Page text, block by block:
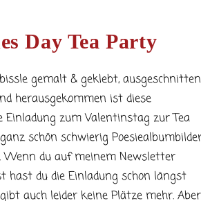
Day Tea Party
gemalt & geklebt, ausgeschnitten
herausgekommen ist diese
Einladung zum Valentinstag zur Tea
schön schwierig
Wenn du auf meinem Newsletter
hast du die Einladung schon längst
auch leider keine Plätze mehr. Aber